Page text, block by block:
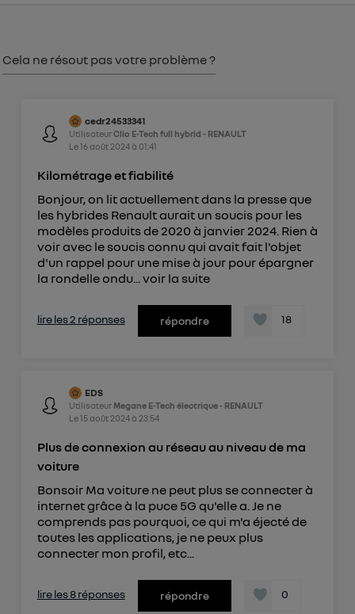
Cela ne résout pas votre problème ?
cedr24533341
UtilisateurClio E-Tech full hybrid - RENAULT
Le16 août 2024à 01:41
Kilométrage et fiabilité
Bonjour, on lit actuellement dans la presse que
les hybrides Renault aurait un soucis pour les
modèles produits de 2020 à janvier 2024. Rien à
voir avec le soucis connu qui avait fait l'objet
d'un rappel pour une mise à jour pour épargner
la rondelle ondu... voir la suite
lire les 2 réponses répondre 18
EDS
Utilisateur Megane E-Tech électrique - RENAULT
Le15 août 2024à 23:54
Plus de connexion au réseau au niveau de ma
voiture
Bonsoir Ma voiture ne peut plus se connecter à
internet grâce à la puce 5G qu'elle a. Je ne
comprends pas pourquoi, ce qui m'a éjecté de
toutes les applications, je ne peux plus
connecter mon profil, etc...
lire les 8 réponses répondre 0
Politique d'information sur les données